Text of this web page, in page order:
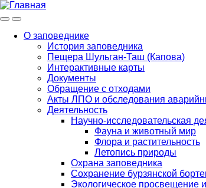
МенюИнфо
navigation
О заповеднике
История заповедника
Пещера Шульган-Таш (Капова)
Интерактивные карты
Документы
Обращение с отходами
Акты ЛПО и обследования
Деятельность
Научно-исследовательская
Фауна и животный мир
Флора и растительность
Летопись природы
Охрана заповедника
Сохранение бурзянской
Экологическое просвещение